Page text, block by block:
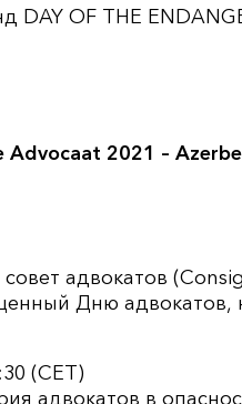
OF THE
Advocaat 2021 –
адвокатов
Дню адвокатов,
(CET)
адвокатов в